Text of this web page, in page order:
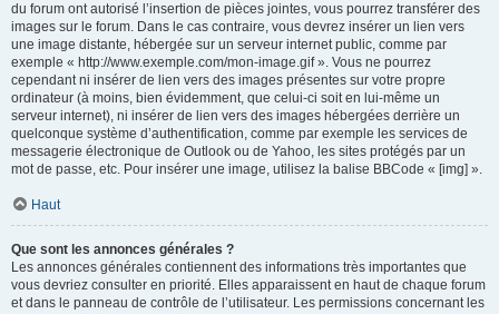
du forum ont autorisé l’insertion de pièces jointes, vous pourrez transférer des
images sur le forum. Dans le cas contraire, vous devrez insérer un lien vers
une image distante, hébergée sur un serveur internet public, comme par
exemple « http://www.exemple.com/mon-image.gif ». Vous ne pourrez
cependant ni insérer de lien vers des images présentes sur votre propre
ordinateur (à moins, bien évidemment, que celui-ci soit en lui-même un
serveur internet), ni insérer de lien vers des images hébergées derrière un
quelconque système d’authentification, comme par exemple les services de
messagerie électronique de Outlook ou de Yahoo, les sites protégés par un
mot de passe, etc. Pour insérer une image, utilisez la balise BBCode « [img] ».
Haut
Que sont les annonces générales ?
Les annonces générales contiennent des informations très importantes que
vous devriez consulter en priorité. Elles apparaissent en haut de chaque forum
et dans le panneau de contrôle de l’utilisateur. Les permissions concernant les